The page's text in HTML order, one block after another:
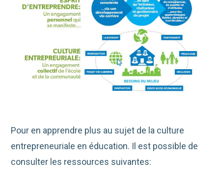
Pour en apprendre plus au sujet de la culture
entrepreneuriale en éducation. Il est possible de
consulter les ressources suivantes: